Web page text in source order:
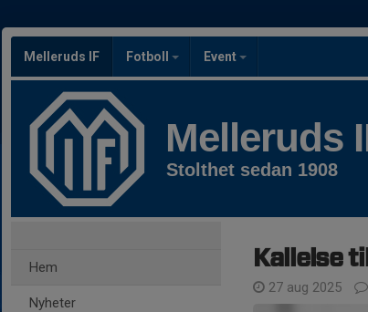
Melleruds IF Fotboll Event
Melleruds
Stolthet sedan 1908
Hem
Nyheter
Kallelse
27 aug 2025